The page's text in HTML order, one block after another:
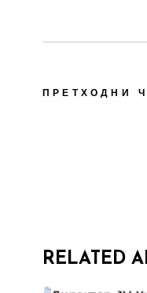
ПРЕТХОДНИ
RELATED